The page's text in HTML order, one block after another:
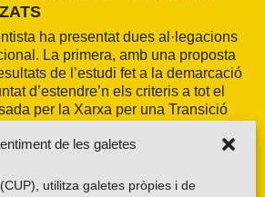
de les galetes
utilitza galetes pròpies i de
ha presentat dues al·legacions
La primera, amb una proposta
de l’estudi fet a la demarcació
d’estendre’n els criteris a tot el
per la Xarxa per una Transició